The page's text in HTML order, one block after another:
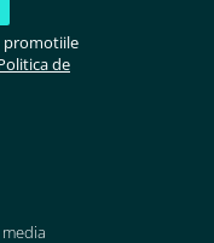
promotiile
de